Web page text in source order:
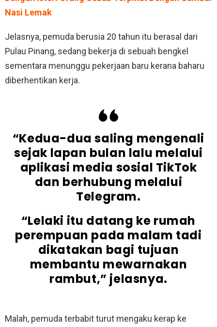
Nasi Lemak
Jelasnya, pemuda berusia 20 tahun itu berasal dari
Pulau Pinang, sedang bekerja di sebuah bengkel
sementara menunggu pekerjaan baru kerana baharu
diberhentikan kerja.
“Kedua-dua saling mengenali
sejak lapan bulan lalu melalui
aplikasi media sosial TikTok
dan berhubung melalui
Telegram.
“Lelaki itu datang ke rumah
perempuan pada malam tadi
dikatakan bagi tujuan
membantu mewarnakan
rambut,” jelasnya.
Malah, pemuda terbabit turut mengaku kerap ke